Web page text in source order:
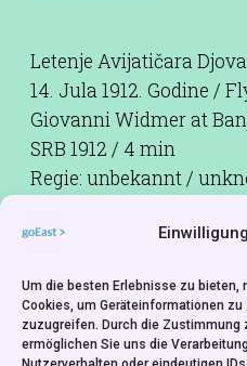
Um die besten Erlebnisse zu bieten,
Cookies, um Geräteinformationen
zuzugreifen. Durch die Zustimmung
ermöglichen Sie uns die
Letenje Avijatičara
14. Jula 1912. Godine /
Giovanni Widmer at
SRB 1912 / 4 min
Regie: unbekannt /
Dokumentarfilm aus
geglaubten Sammlung
LANDHOCHZEIT. Der